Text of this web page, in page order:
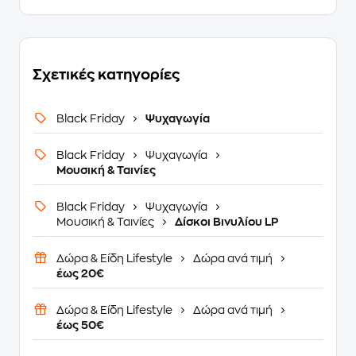
Σχετικές κατηγορίες
Black Friday Ψυχαγωγία
Black Friday
Ψυχαγωγία
Μουσική & Ταινίες
Black Friday
Ψυχαγωγία
Μουσική & Ταινίες
Δίσκοι Βινυλίου LP
Δώρα & Είδη Lifestyle
Δώρα ανά τιμή
έως 20€
Δώρα & Είδη Lifestyle
Δώρα ανά τιμή
έως 50€